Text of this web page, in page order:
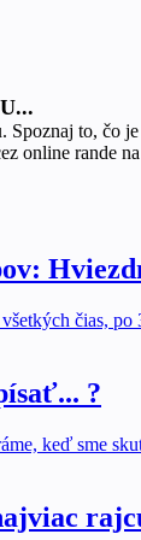
to, čo
online rande
všetkých čias,
?
keď sme